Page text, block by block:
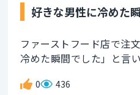
好きな男性に冷めた
ファーストフード店で注
冷めた瞬間でした」と言い
0 436